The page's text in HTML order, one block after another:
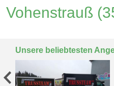
Vohenstrauß
Unsere beliebtesten